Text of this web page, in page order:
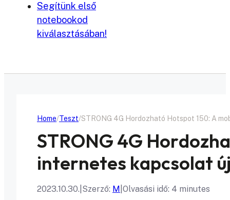
Segítünk első
notebookod
kiválasztásában!
Home Teszt STRONG 4G Hordozható Hotspot 150: A
STRONG 4G
internetes kapcsolat
2023.10.30. Szerző: M Olvasási idő: 4 minutes